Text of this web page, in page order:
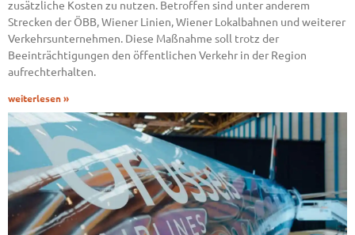
zusätzliche Kosten zu nutzen. Betroffen sind unter anderem
Strecken der ÖBB, Wiener Linien, Wiener Lokalbahnen und weiterer
Verkehrsunternehmen. Diese Maßnahme soll trotz der
Beeinträchtigungen den öffentlichen Verkehr in der Region
aufrechterhalten.
weiterlesen »